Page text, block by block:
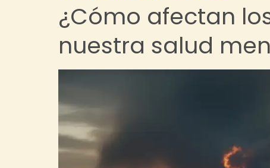
¿Cómo afectan
nuestra salud